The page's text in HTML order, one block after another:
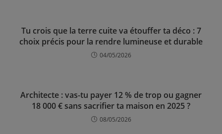
Tu crois que la terre cuite va étouffer ta déco : 7
choix précis pour la rendre lumineuse et durable
04/05/2026
Architecte : vas-tu payer 12 % de trop ou gagner
18 000 € sans sacrifier ta maison en 2025 ?
08/05/2026